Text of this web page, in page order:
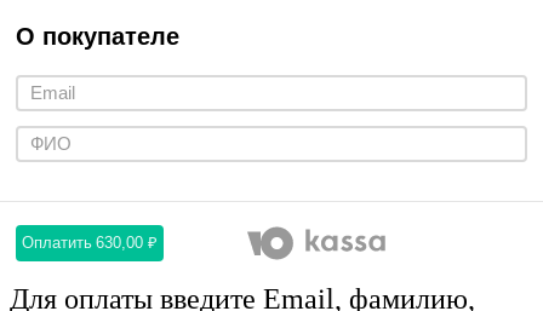
О покупателе
Оплатить 630,00 ₽
Для оплаты введите Email, фамилию,